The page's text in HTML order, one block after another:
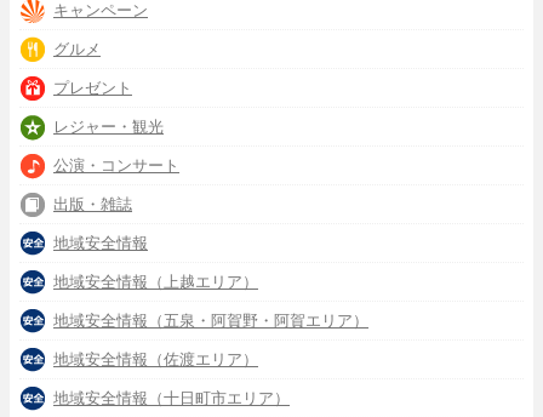
キャンペーン
グルメ
プレゼント
レジャー・観光
公演・コンサート
出版・雑誌
地域安全情報
地域安全情報（上越エリア）
地域安全情報（五泉・阿賀野・阿賀エリア）
地域安全情報（佐渡エリア）
地域安全情報（十日町市エリア）